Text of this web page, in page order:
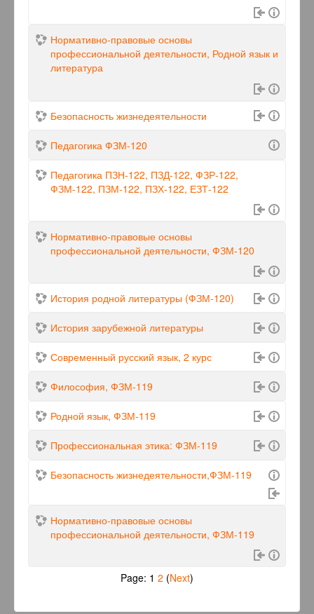
Нормативно-правовые основы
профессиональной деятельности, Родной язык и
литература
Безопасность жизнедеятельности
Педагогика ФЗМ-120
Педагогика ПЗН-122, ПЗД-122, ФЗР-122,
ФЗМ-122, ПЗМ-122, ПЗХ-122, ЕЗТ-122
Нормативно-правовые основы
профессиональной деятельности, ФЗМ-120
История родной литературы (ФЗМ-120)
История зарубежной литературы
Современный русский язык, 2 курс
Философия, ФЗМ-119
Родной язык, ФЗМ-119
Профессиональная этика: ФЗМ-119
Безопасность жизнедеятельности,ФЗМ-119
Нормативно-правовые основы
профессиональной деятельности, ФЗМ-119
Page: 1 2 (Next)